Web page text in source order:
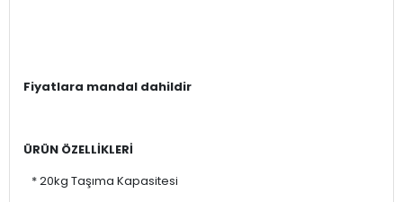
Fiyatlara mandal dahildir
ÜRÜN ÖZELLİKLERİ
* 20kg Taşıma Kapasitesi